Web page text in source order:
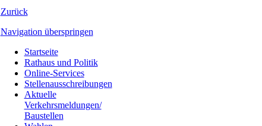
Zurück
Navigation überspringen
Startseite
Rathaus und Politik
Online-Services
Stellenausschreibungen
Aktuelle
Verkehrsmeldungen/
Baustellen